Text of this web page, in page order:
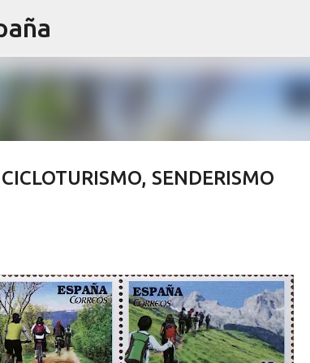
SENDERISMO